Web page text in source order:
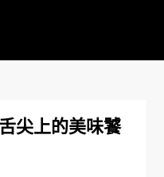
尖上的美味饕